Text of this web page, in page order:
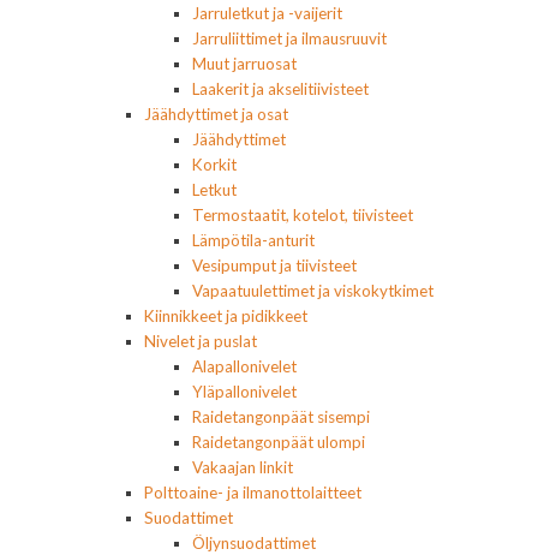
Jarruletkut ja -vaijerit
Jarruliittimet ja ilmausruuvit
Muut jarruosat
Laakerit ja akselitiivisteet
Jäähdyttimet ja osat
Jäähdyttimet
Korkit
Letkut
Termostaatit, kotelot, tiivisteet
Lämpötila-anturit
Vesipumput ja tiivisteet
Vapaatuulettimet ja viskokytkimet
Kiinnikkeet ja pidikkeet
Nivelet ja puslat
Alapallonivelet
Yläpallonivelet
Raidetangonpäät sisempi
Raidetangonpäät ulompi
Vakaajan linkit
Polttoaine- ja ilmanottolaitteet
Suodattimet
Öljynsuodattimet